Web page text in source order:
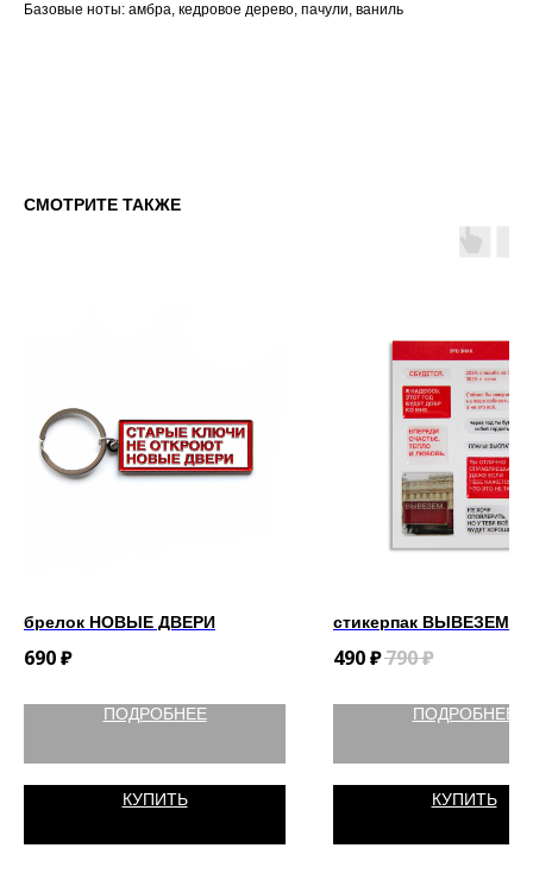
Базовые ноты: амбра, кедровое дерево, пачули, ваниль
СМОТРИТЕ ТАКЖЕ
брелок НОВЫЕ ДВЕРИ
690₽
ПОДРОБНЕЕ
КУПИТЬ
стикерпак ВЫВЕЗЕМ
490₽790₽
ПОДРОБНЕЕ
КУПИТЬ